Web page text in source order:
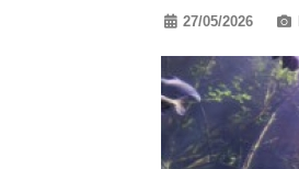
27/05/2026